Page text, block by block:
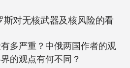
对无核武器及核风险的看
多严重？中俄两国作者的观
的观点有何不同？